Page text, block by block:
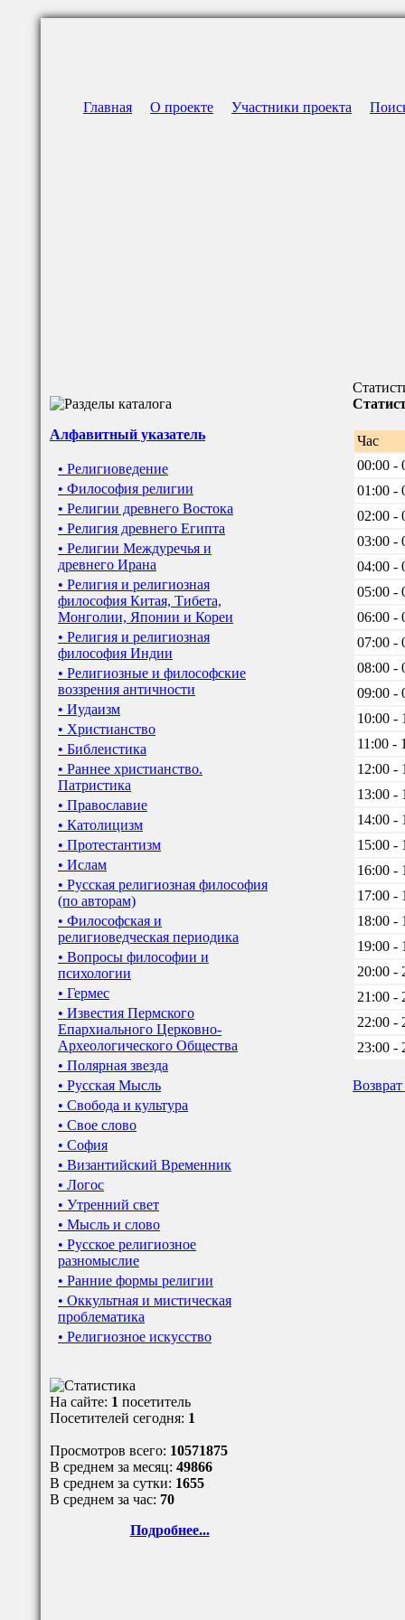
Главная О проекте Участники проекта
Алфавитный указатель
• Религиоведение
• Философия религии
• Религии древнего Востока
• Религия древнего Египта
• Религии Междуречья и
древнего Ирана
• Религия и религиозная
философия Китая, Тибета,
Монголии, Японии и Кореи
• Религия и религиозная
философия Индии
• Религиозные и философские
воззрения античности
• Иудаизм
• Христианство
• Библеистика
• Раннее христианство.
Патристика
• Православие
• Католицизм
• Протестантизм
• Ислам
• Русская религиозная философия
(по авторам)
• Философская и
религиоведческая периодика
• Вопросы философии и
психологии
• Гермес
• Известия Пермского
Епархиального Церковно-
Археологического Общества
• Полярная звезда
• Русская Мысль
• Свобода и культура
• Свое слово
• София
• Византийский Временник
• Логос
• Утренний свет
• Мысль и слово
• Русское религиозное
разномыслие
• Ранние формы религии
• Оккультная и мистическая
проблематика
• Религиозное искусство
На сайте: 1 посетитель
Посетителей сегодня: 1
Просмотров всего: 10571875
В среднем за месяц: 49866
В среднем за сутки: 1655
В среднем за час: 70
Подробнее...
Час
00:00 -
01:00 -
02:00 -
03:00 -
04:00 -
05:00 -
06:00 -
07:00 -
08:00 -
09:00 -
10:00 -
11:00 -
12:00 -
13:00 -
14:00 -
15:00 -
16:00 -
17:00 -
18:00 -
19:00 -
20:00 -
21:00 -
22:00 -
23:00 -
Возврат